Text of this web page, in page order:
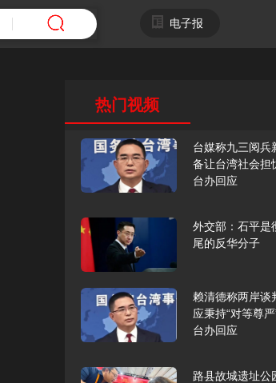
电子报
热门视频
台媒称九三阅兵
备让台湾社会担
台办回应
外交部：石平是
尾的反华分子
赖清德称两岸谈
应秉持“对等尊
台办回应
路县故城遗址公